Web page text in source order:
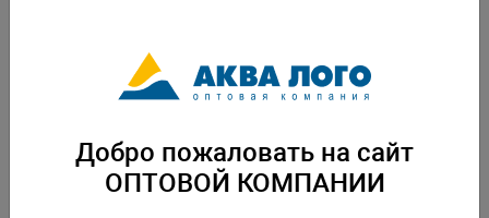
Добро пожаловать на сайт
ОПТОВОЙ КОМПАНИИ